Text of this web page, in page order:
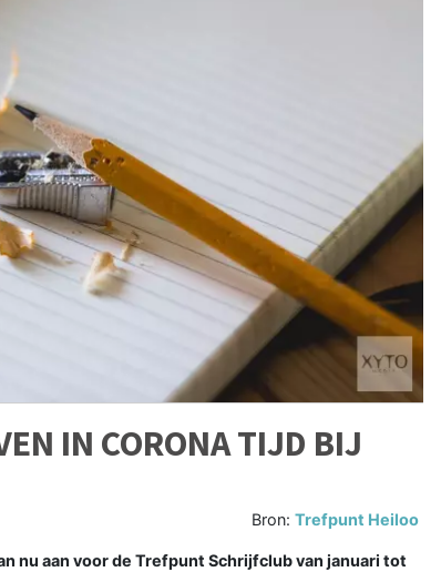
IN CORONA TIJD BIJ
Bron:Trefpunt Heiloo
nu aan voor de Trefpunt Schrijfclub van januari tot